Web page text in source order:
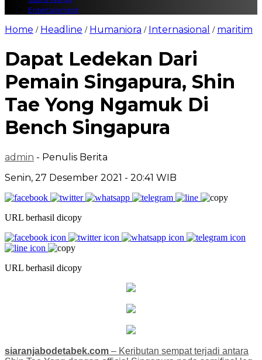
Entertainment
Home / Headline / Humaniora / Internasional / maritim
Dapat Ledekan Dari
Pemain Singapura, Shin
Tae Yong Ngamuk Di
Bench Singapura
admin - Penulis Berita
Senin, 27 Desember 2021 - 20:41 WIB
URL berhasil dicopy
URL berhasil dicopy
siaranjabodetabek.com – Keributan sempat terjadi antara